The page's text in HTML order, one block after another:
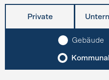
Private
Gebäude